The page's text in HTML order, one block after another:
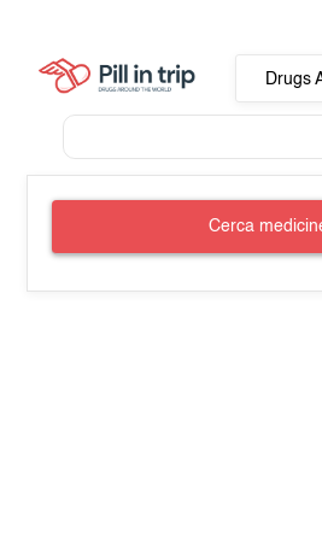
Drugs
Cerca